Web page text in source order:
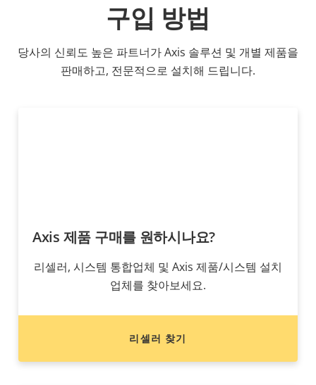
구입 방법
당사의 신뢰도 높은 파트너가 Axis 솔루션 및 개별 제품을
판매하고, 전문적으로 설치해 드립니다.
Axis 제품 구매를 원하시나요?
리셀러, 시스템 통합업체 및 Axis 제품/시스템 설치
업체를 찾아보세요.
리셀러 찾기